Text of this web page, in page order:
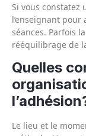
Si vous constatez
l’enseignant
séances. Parfois
rééquilibrage de
Quelles
Le lieu et le